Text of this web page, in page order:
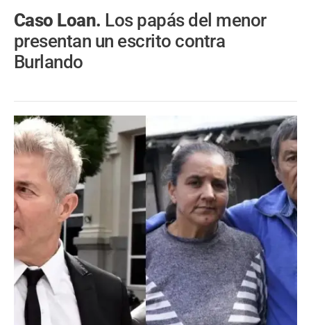
Caso Loan. Los papás del menor
presentan un escrito contra
Burlando